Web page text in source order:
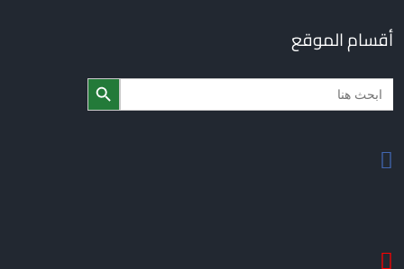
أقسام الموقع
Search
Search Button